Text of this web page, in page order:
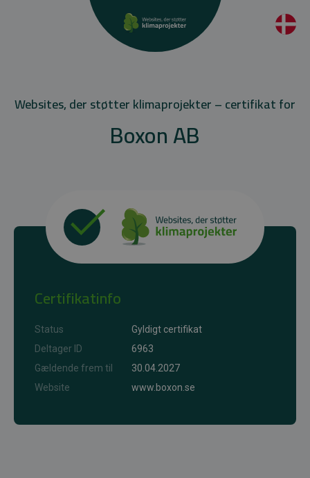
Websites, der støtter klimaprojekter – certifikat for
Boxon AB
Certifikatinfo
Status
Gyldigt certifikat
Deltager ID
6963
Gældende frem til
30.04.2027
Website
www.boxon.se